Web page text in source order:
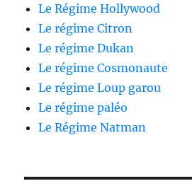
Le Régime Hollywood
Le régime Citron
Le régime Dukan
Le régime Cosmonaute
Le régime Loup garou
Le régime paléo
Le Régime Natman